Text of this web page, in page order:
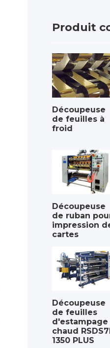
Produit
Découpeuse
de feuilles à
froid
Découpeuse
de ruban
impression
cartes
Découpeuse
de feuilles
d'estampage
chaud
1350 PLUS